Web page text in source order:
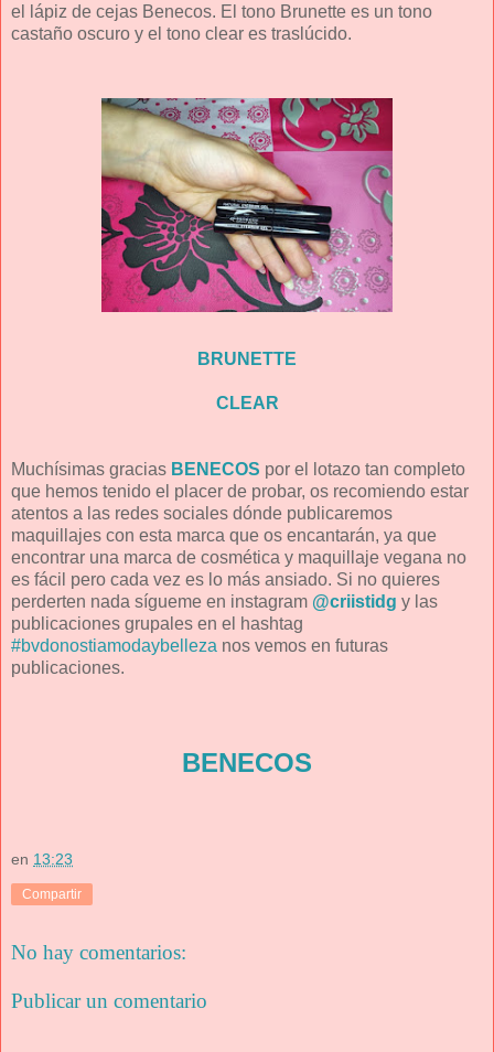
el lápiz de cejas Benecos. El tono Brunette es un tono
castaño oscuro y el tono clear es traslúcido.
BRUNETTE
CLEAR
Muchísimas gracias BENECOS por el lotazo tan completo
que hemos tenido el placer de probar, os recomiendo estar
atentos a las redes sociales dónde publicaremos
maquillajes con esta marca que os encantarán, ya que
encontrar una marca de cosmética y maquillaje vegana no
es fácil pero cada vez es lo más ansiado. Si no quieres
perderten nada sígueme en instagram @criistidg y las
publicaciones grupales en el hashtag
#bvdonostiamodaybelleza nos vemos en futuras
publicaciones.
BENECOS
en 13:23
Compartir
No hay comentarios:
Publicar un comentario